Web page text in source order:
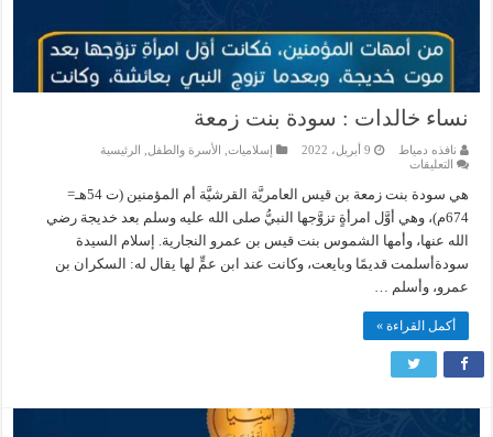
نساء خالدات : سودة بنت زمعة
نافذه دمياط 9 أبريل، 2022 إسلاميات, الأسرة والطفل
الرئيسية
التعليقاتعلى
خالدات
سودة
بنت
زمعة
مغلقة
هي سودة بنت زمعة بن قيس العامريَّة القرشيَّة أم المؤمنين (ت 54هـ=
674م)، وهي أوَّل امرأةٍ تزوَّجها النبيُّ صلى الله عليه وسلم بعد خديجة رضي
الله عنها، وأمها الشموس بنت قيس بن عمرو النجارية. إسلام السيدة
سودةأسلمت قديمًا وبايعت، وكانت عند ابن عمٍّ لها يقال له: السكران بن
عمرو، وأسلم …
أكمل القراءة »